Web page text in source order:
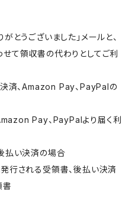
とうございました」メールと、
て領収書の代わりとしてご利
済、Amazon Pay、PayPalの
Pay、PayPalより届く利
払い決済の場合
行される受領書、後払い決済
書